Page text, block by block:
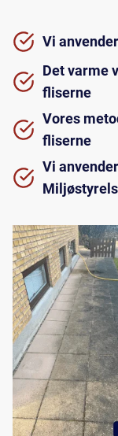
Vi
Det varme
fliserne
Vores
fliserne
Vi